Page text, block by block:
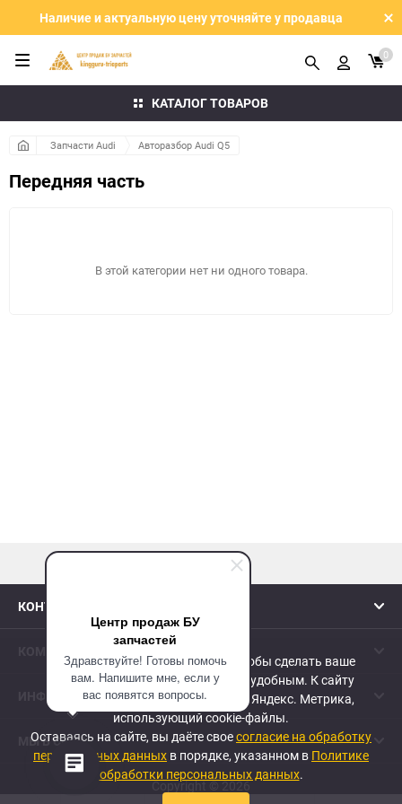
Центр продаж БУ
запчастей
Здравствуйте! Готовы помочь
вам. Напишите мне, если у
вас появятся вопросы.
Наличие и актуальную цену уточняйте у продавца
КАТАЛОГ ТОВАРОВ
0
Запчасти Audi Авторазбор Audi Q5
Передняя часть
В этой категории нет ни одного товара.
КОНТАКТЫ
ИНФОРМАЦИЯ
МЫ В СЕТИ
Copyright © 2026
Сайт использует cookie-файлы, чтобы сделать ваше
пребывание на нем максимально удобным. К cайту
подключен сервис веб-аналитики Яндекс. Метрика,
использующий cookie-файлы.
Оставаясь на сайте, вы даёте своесогласие на обработку
персональных данных в порядке, указанном в Политике
обработки персональных данных.